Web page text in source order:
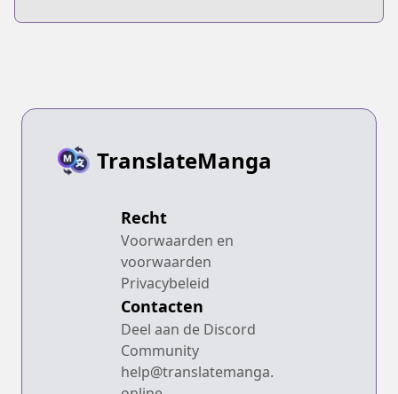
TranslateManga
Recht
Voorwaarden en
voorwaarden
Privacybeleid
Contacten
Deel aan de Discord
Community
help@translatemanga.